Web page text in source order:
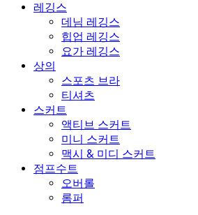
레깅스
데님 레깅스
힙업 레깅스
요가 레깅스
상의
스포츠 브라
티셔츠
스커트
액티브 스커트
미니 스커트
맥시 & 미디 스커트
점프수트
오버롤
롬퍼